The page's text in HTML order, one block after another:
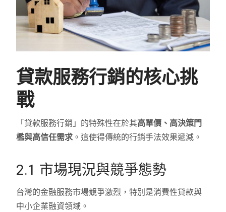
貸款服務行銷的核心挑
戰
「貸款服務行銷」的特殊性在於其高單價、高決策門
檻與高信任需求 。這使得傳統的行銷手法效果遞減。
2.1 市場現況與競爭態勢
台灣的金融服務市場競爭激烈，特別是消費性貸款與
中小企業融資領域。